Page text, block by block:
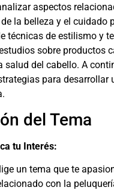
aspectos
la belleza y el cuidado
técnicas de estilismo y
sobre productos
salud del cabello. A
para desarrollar
del Tema
tu Interés:
un tema que te
con la